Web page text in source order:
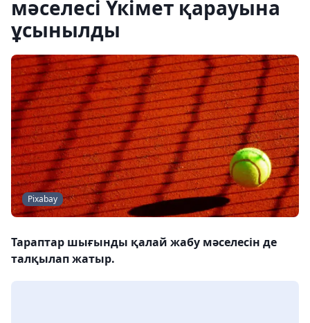
мәселесі Үкімет қарауына
ұсынылды
Pixabay
Тараптар шығынды қалай жабу мәселесін де
талқылап жатыр.